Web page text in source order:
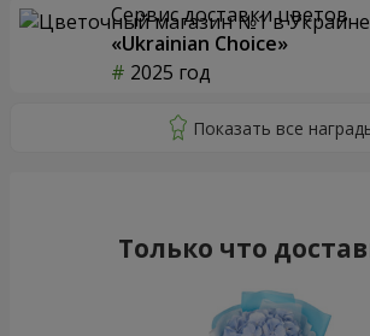
Сервис доставки цветов
«Ukrainian Choice»
2025 год
Только что